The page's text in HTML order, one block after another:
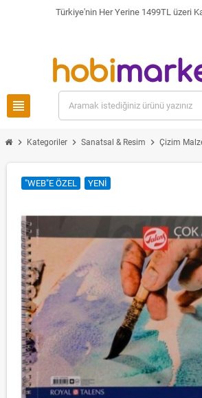
Türkiye'nin Her Yerine 1499TL üzeri
view_headline
chevron_right Kategoriler chevron_right Sanatsal & Resim chevron_right Çizim
"WEB"E ÖZEL YENI